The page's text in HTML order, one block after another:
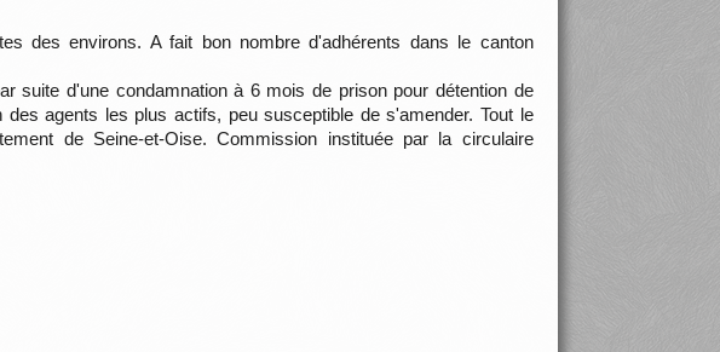
des environs. A fait bon nombre d'adhérents dans le canton
suite d'une condamnation à 6 mois de prison pour détention de
agents les plus actifs, peu susceptible de s'amender. Tout le
de Seine-et-Oise. Commission instituée par la circulaire